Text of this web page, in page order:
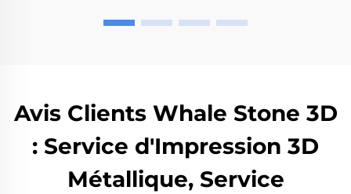
Avis Clients Whale Stone 3D
: Service d'Impression 3D
Métallique, Service